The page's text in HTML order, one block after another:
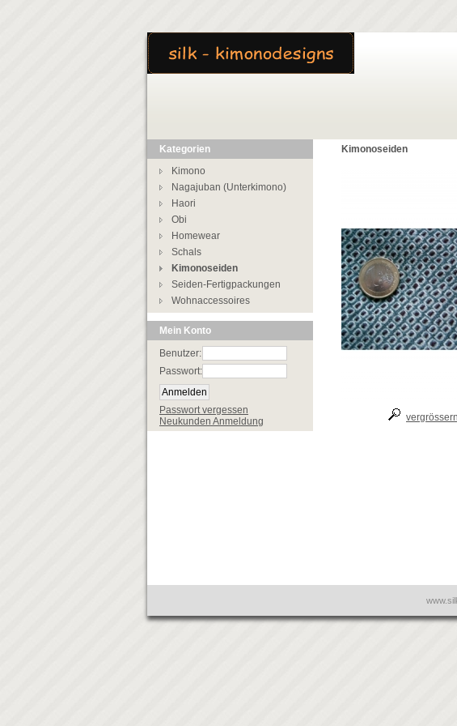
Kategorien
Kimono
Nagajuban (Unterkimono)
Haori
Obi
Homewear
Schals
Kimonoseiden
Seiden-Fertigpackungen
Wohnaccessoires
Mein Konto
Benutzer:
Passwort:
Passwort vergessen
Neukunden Anmeldung
Kimonoseiden
vergrössern